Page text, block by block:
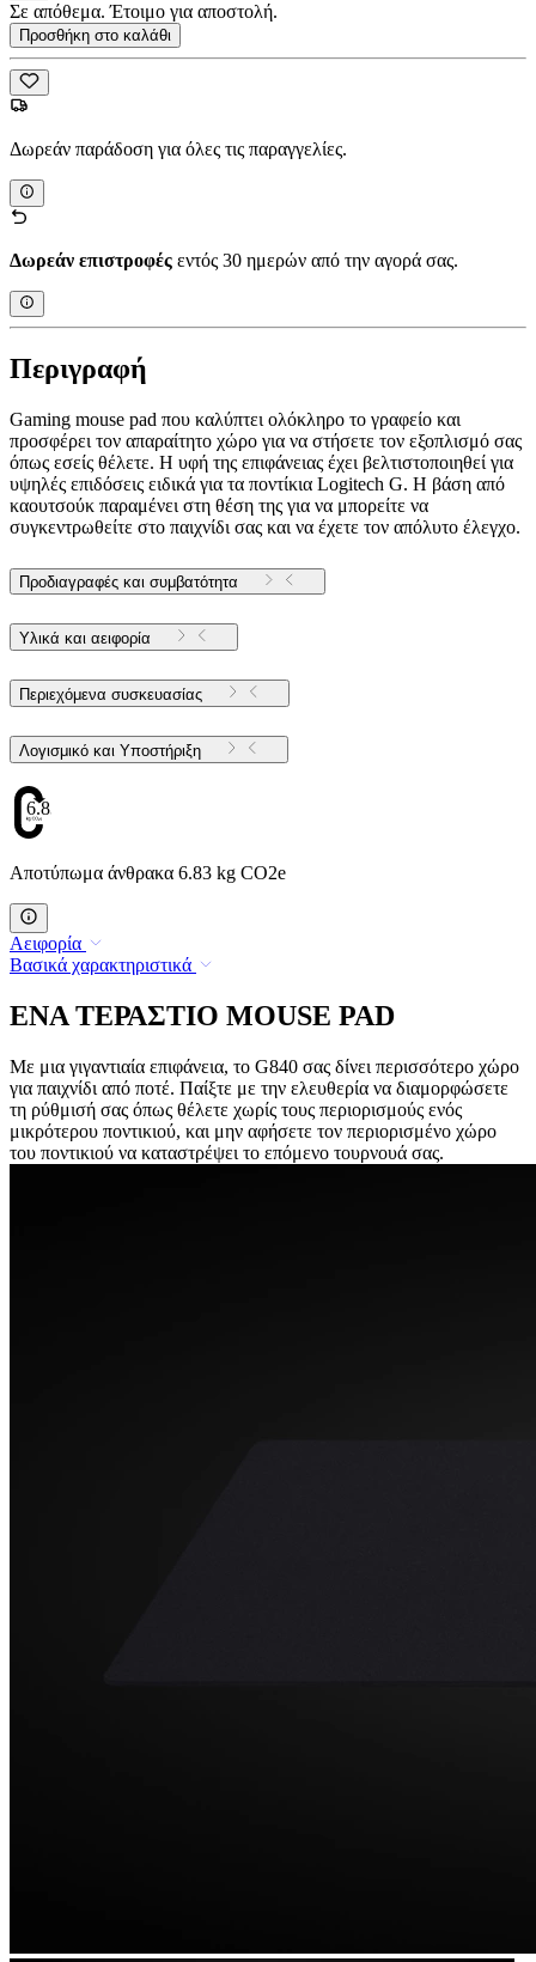
Σε απόθεμα. Έτοιμο για αποστολή.
Προσθήκη στο καλάθι
Δωρεάν παράδοση για όλες τις παραγγελίες.
Δωρεάν επιστροφές εντός 30 ημερών από την αγορά σας.
Περιγραφή
Gaming mouse pad που καλύπτει ολόκληρο το γραφείο και
προσφέρει τον απαραίτητο χώρο για να στήσετε τον εξοπλισμό σας
όπως εσείς θέλετε. Η υφή της επιφάνειας έχει βελτιστοποιηθεί για
υψηλές επιδόσεις ειδικά για τα ποντίκια Logitech G. Η βάση από
καουτσούκ παραμένει στη θέση της για να μπορείτε να
συγκεντρωθείτε στο παιχνίδι σας και να έχετε τον απόλυτο έλεγχο.
Προδιαγραφές και συμβατότητα
Υλικά και αειφορία
Περιεχόμενα συσκευασίας
Λογισμικό και Υποστήριξη
6.83
Αποτύπωμα άνθρακα 6.83 kg CO2e
Αειφορία
Βασικά χαρακτηριστικά
ΕΝΑ ΤΕΡΑΣΤΙΟ MOUSE PAD
Με μια γιγαντιαία επιφάνεια, το G840 σας δίνει περισσότερο χώρο
για παιχνίδι από ποτέ. Παίξτε με την ελευθερία να διαμορφώσετε
τη ρύθμισή σας όπως θέλετε χωρίς τους περιορισμούς ενός
μικρότερου ποντικιού, και μην αφήσετε τον περιορισμένο χώρο
του ποντικιού να καταστρέψει το επόμενο τουρνουά σας.